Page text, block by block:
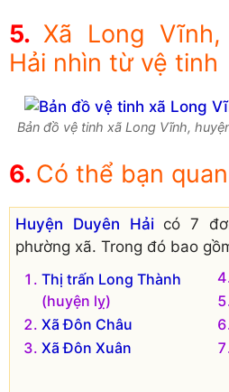
Xã Long
Hải nhìn từ vệ tinh
Bản đồ vệ tinh xã Long Vĩnh,
Có thể bạn
Huyện Duyên Hảicó 7
phường xã. Trong đó bao
Thị trấn Long Thành
(huyện lỵ)
Xã Đôn Châu
Xã Đôn Xuân